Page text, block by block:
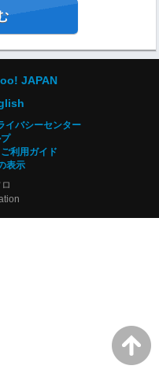
JAPAN
イバシーセンター
ご利用ガイド
表示